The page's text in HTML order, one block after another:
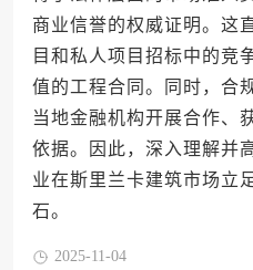
商业信誉的权威证明。这
目和私人项目招标中的竞
值的工程合同。同时，合
当地金融机构开展合作、
依据。因此，深入理解并
业在斯里兰卡建筑市场立
石。
2025-11-04